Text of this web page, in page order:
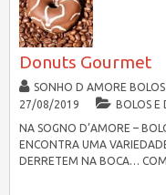
Donuts Gourmet
SONHO D AMORE
27/08/2019
BOLOS E
NA SOGNO D’AMORE –
ENCONTRA UMA
DERRETEM NA BOCA…